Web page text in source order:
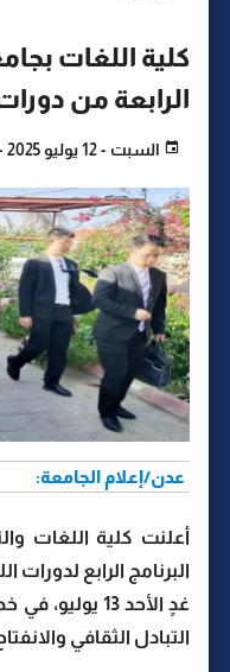
كلية اللغات
الرابعة من
السبت - 12 يوليو 2025 - 10:20 ص بتوقيت عدن
عدن/إعلام الجامعة:
أعلنت كلية اللغات
البرنامج الرابع لدورات
غدٍ الأحد 13
التبادل الثقافي